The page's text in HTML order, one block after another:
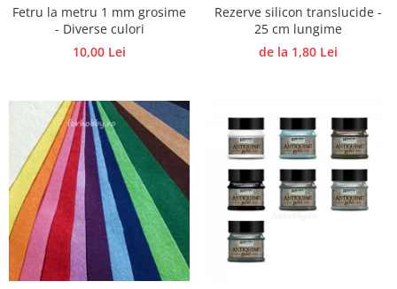
Fetru la metru 1 mm grosime
- Diverse culori
10,00 Lei
Rezerve silicon translucide -
25 cm lungime
de la 1,80 Lei